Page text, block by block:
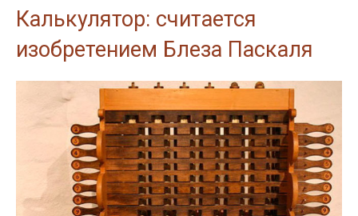
Калькулятор: считается
изобретением Блеза Паскаля